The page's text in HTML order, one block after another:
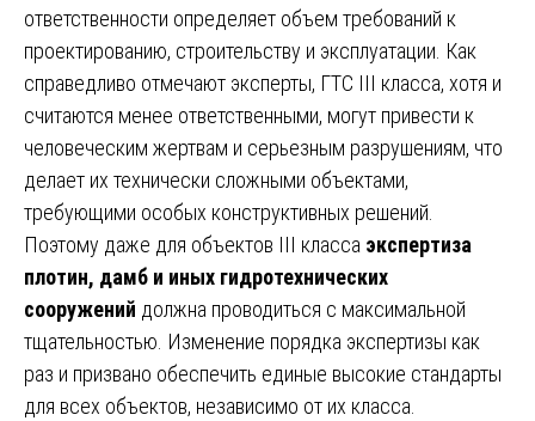
ответственности определяет объем требований к
проектированию, строительству и эксплуатации. Как
справедливо отмечают эксперты, ГТС III класса, хотя и
считаются менее ответственными, могут привести к
человеческим жертвам и серьезным разрушениям, что
делает их технически сложными объектами,
требующими особых конструктивных решений.
Поэтому даже для объектов III класса экспертиза
плотин, дамб и иных гидротехнических
сооружений должна проводиться с максимальной
тщательностью. Изменение порядка экспертизы как
раз и призвано обеспечить единые высокие стандарты
для всех объектов, независимо от их класса.